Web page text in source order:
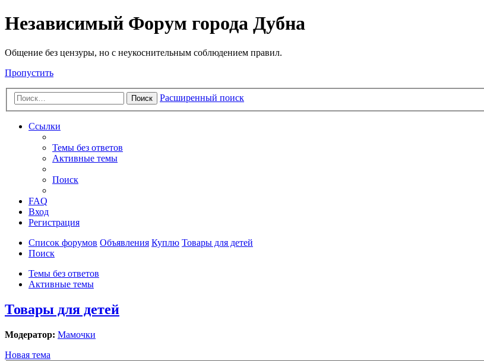
Независимый Форум города Дубна
Общение без цензуры, но с неукоснительным соблюдением правил.
Пропустить
Поиск Расширенный поиск
Ссылки
Темы без ответов
Активные темы
Поиск
FAQ
Вход
Регистрация
Список форумов Объявления Куплю Товары для детей
Поиск
Темы без ответов
Активные темы
Товары для детей
Модератор: Мамочки
Новая тема